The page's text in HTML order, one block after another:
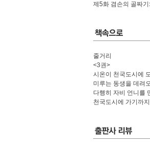
제5화 겸손의 골짜기
줄거리
<3권>
시온이 천국도시에
미루는 동생을 데려
다행히 자비 언니를
천국도시에 가기까